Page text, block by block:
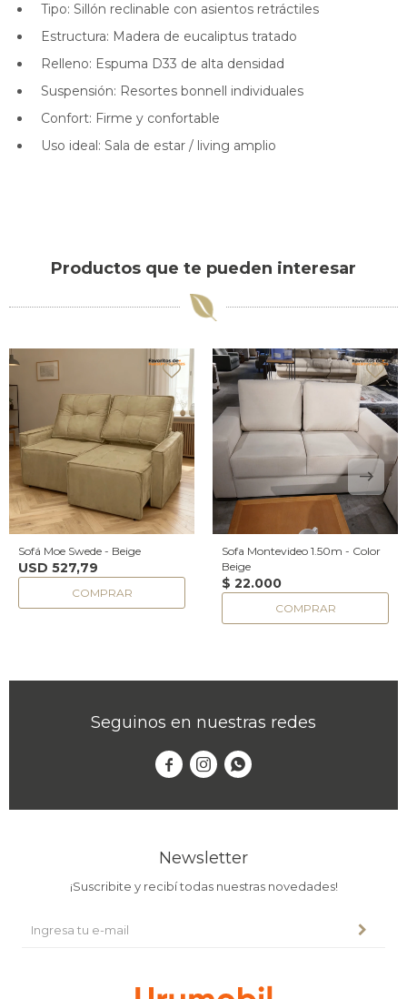
Tipo: Sillón reclinable con asientos retráctiles
Estructura: Madera de eucaliptus tratado
Relleno: Espuma D33 de alta densidad
Suspensión: Resortes bonnell individuales
Confort: Firme y confortable
Uso ideal: Sala de estar / living amplio
Productos que te pueden interesar
Sofá Moe Swede - Beige
USD 527,79
Sofa Montevideo 1.50m - Color
Beige
$ 22.000
Seguinos en nuestras redes
  
Newsletter
¡Suscribite y recibí todas nuestras novedades!